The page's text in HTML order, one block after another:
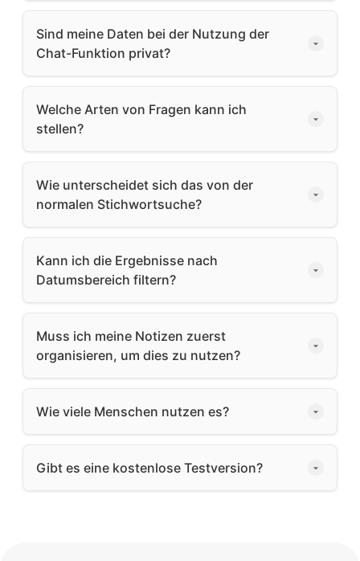
Sind meine Daten bei der Nutzung der
Chat-Funktion privat?
Welche Arten von Fragen kann ich
stellen?
Wie unterscheidet sich das von der
normalen Stichwortsuche?
Kann ich die Ergebnisse nach
Datumsbereich filtern?
Muss ich meine Notizen zuerst
organisieren, um dies zu nutzen?
Wie viele Menschen nutzen es?
Gibt es eine kostenlose Testversion?